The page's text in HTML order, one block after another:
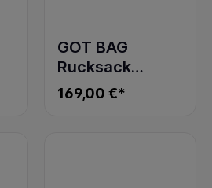
GOT BAG
Rucksack
ROLLTOP 2.0
MONOCHROME
169,00 €*